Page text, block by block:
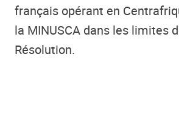
français opérant en
la MINUSCA dans les limites
Résolution.